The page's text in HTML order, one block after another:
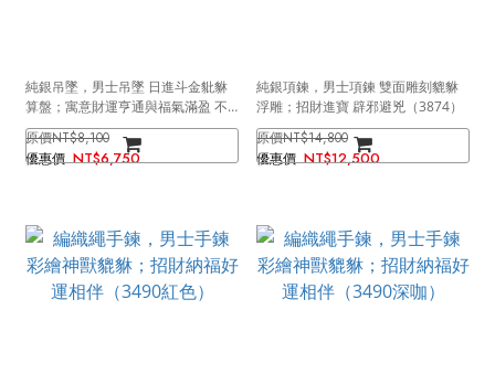
純銀吊墜，男士吊墜 日進斗金豼貅
算盤；寓意財運亨通與福氣滿盈 不
含鍊子（3985）
NT$8,100
NT$6,750
純銀項鍊，男士項鍊 雙面雕刻貔貅
浮雕；招財進寶 辟邪避兇（3874）
NT$14,800
NT$12,500